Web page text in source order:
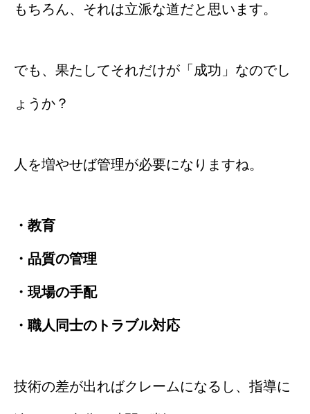
もちろん、それは立派な道だと思います。
でも、果たしてそれだけが「成功」なのでし
ょうか？
人を増やせば管理が必要になりますね。
・教育
・品質の管理
・現場の手配
・職人同士のトラブル対応
技術の差が出ればクレームになるし、指導に